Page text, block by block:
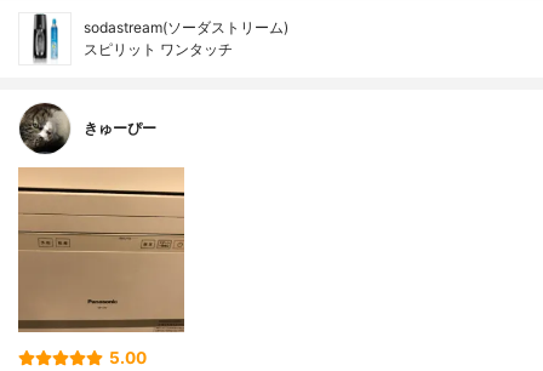
sodastream(ソーダストリーム)
スピリット ワンタッチ
きゅーぴー
5.00